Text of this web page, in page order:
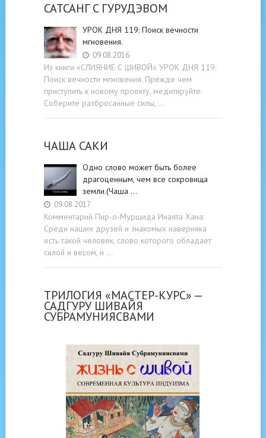
САТСАНГ C ГУРУДЭВОМ
УРОК ДНЯ 119: Поиск вечности
мгновения.
09.08.2016
Из книги «СЛИЯНИЕ С ШИВОЙ» УРОК ДНЯ 119:
Поиск вечности мгновения. Прежде чем
приступить к новому проекту, медитируйте.
Соберите разбросанные силы, …
ЧАША САКИ
Одно слово может быть более
драгоценным, чем все сокровища
земли.(Чаша …
09.08.2017
Комментарий Пир-о-Муршида Инаята Хана:
Среди наших друзей и знакомых наверняка
есть такой человек, слово которого обладает
силой и весом, и …
ТРИЛОГИЯ «МАСТЕР-КУРС» —
САДГУРУ ШИВАЙЯ
СУБРАМУНИЯСВАМИ